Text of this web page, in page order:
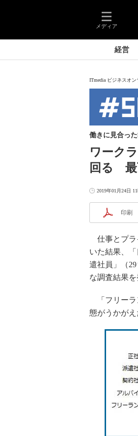
メディア
経営
ITmedia ビジネスオン
ワーク
回る 最
働きに見合っ
2019年01月24日
印刷
仕事とプラ
いた結果、
遣社員」（
な調査結果を
「フリーラ
態がうかがえ